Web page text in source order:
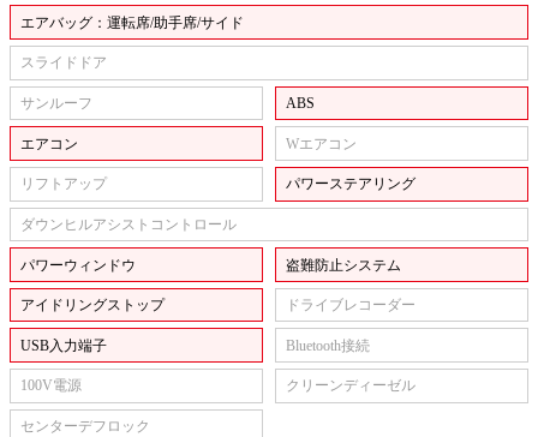
エアバッグ：運転席/助手席/サイド
スライドドア
サンルーフ ABS
エアコン Wエアコン
リフトアップ パワーステアリング
ダウンヒルアシストコントロール
パワーウィンドウ 盗難防止システム
アイドリングストップ ドライブレコーダー
USB入力端子 Bluetooth接続
100V電源 クリーンディーゼル
センターデフロック